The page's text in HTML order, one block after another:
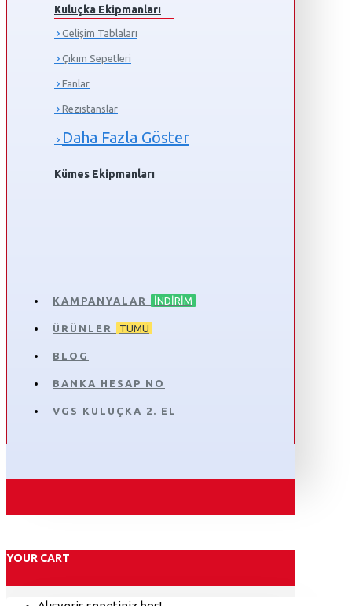
Kuluçka Ekipmanları
Gelişim Tablaları
Çıkım Sepetleri
Fanlar
Rezistanslar
Daha Fazla Göster
Kümes Ekipmanları
KAMPANYALAR İNDIRIM
ÜRÜNLER TÜMÜ
BLOG
BANKA HESAP NO
VGS KULUÇKA 2. EL
YOUR CART